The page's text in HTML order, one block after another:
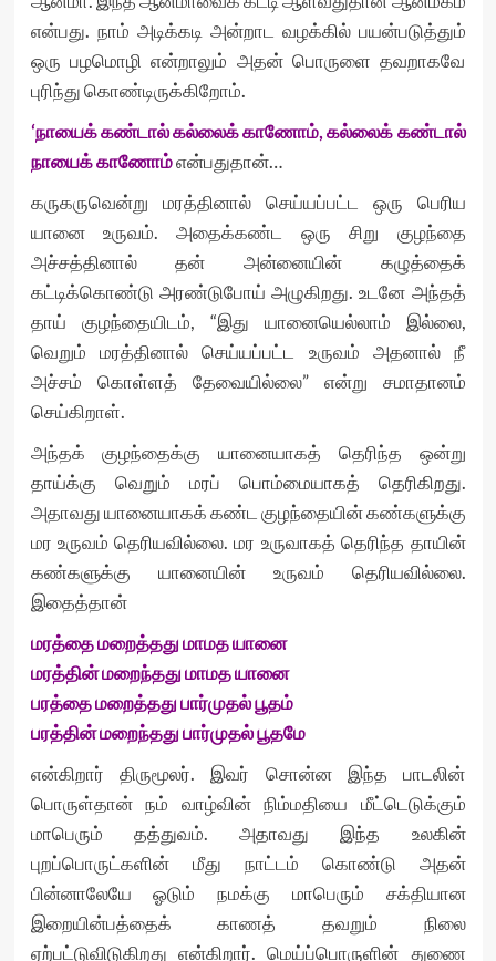
என்பது. நாம் அடிக்கடி அன்றாட வழக்கில் பயன்படுத்தும்
ஒரு பழமொழி என்றாலும் அதன் பொருளை தவறாகவே
புரிந்து கொண்டிருக்கிறோம்.
‘நாயைக் கண்டால் கல்லைக் காணோம், கல்லைக் கண்டால்
நாயைக் காணோம்என்பதுதான்…
கருகருவென்று மரத்தினால் செய்யப்பட்ட ஒரு பெரிய
யானை உருவம். அதைக்கண்ட ஒரு சிறு குழந்தை
அச்சத்தினால் தன் அன்னையின் கழுத்தைக்
கட்டிக்கொண்டு அரண்டுபோய் அழுகிறது. உடனே அந்தத்
தாய் குழந்தையிடம், “இது யானையெல்லாம் இல்லை,
வெறும் மரத்தினால் செய்யப்பட்ட உருவம் அதனால் நீ
அச்சம் கொள்ளத் தேவையில்லை” என்று சமாதானம்
செய்கிறாள்.
அந்தக் குழந்தைக்கு யானையாகத் தெரிந்த ஒன்று
தாய்க்கு வெறும் மரப் பொம்மையாகத் தெரிகிறது.
அதாவது யானையாகக் கண்ட குழந்தையின் கண்களுக்கு
மர உருவம் தெரியவில்லை. மர உருவாகத் தெரிந்த தாயின்
கண்களுக்கு யானையின் உருவம் தெரியவில்லை.
இதைத்தான்
மரத்தை மறைத்தது மாமத யானை
மரத்தின் மறைந்தது மாமத யானை
பரத்தை மறைத்தது பார்முதல் பூதம்
பரத்தின் மறைந்தது பார்முதல் பூதமே
என்கிறார் திருமூலர். இவர் சொன்ன இந்த பாடலின்
பொருள்தான் நம் வாழ்வின் நிம்மதியை மீட்டெடுக்கும்
மாபெரும் தத்துவம். அதாவது இந்த உலகின்
புறப்பொருட்களின் மீது நாட்டம் கொண்டு அதன்
பின்னாலேயே ஓடும் நமக்கு மாபெரும் சக்தியான
இறையின்பத்தைக் காணத் தவறும் நிலை
ஏற்பட்டுவிடுகிறது என்கிறார். மெய்ப்பொருளின் துணை